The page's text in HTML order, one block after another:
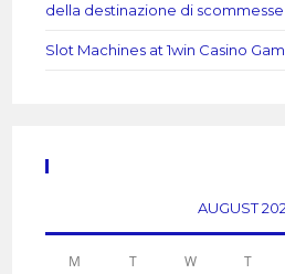
della destinazione di scommesse
Slot Machines at 1win Casino
AUGUST
M T W T